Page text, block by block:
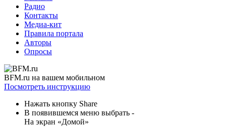
Радио
Контакты
Медиа-кит
Правила портала
Авторы
Опросы
BFM.ru на вашем мобильном
Посмотреть инструкцию
Нажать кнопку Share
В появившемся меню выбрать -
На экран «Домой»